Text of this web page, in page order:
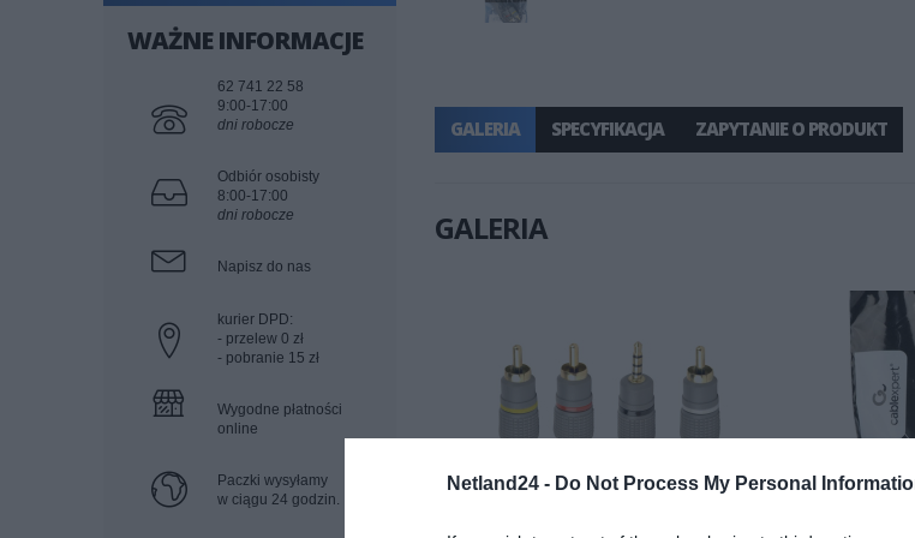
Netland24 - Do Not Process My Personal
WAŻNE INFORMACJE
62 741 22 58
9:00-17:00
dni robocze
Odbiór osobisty
8:00-17:00
dni robocze
Napisz do nas
kurier DPD:
- przelew 0 zł
- pobranie 15 zł
Wygodne płatności
online
Paczki wysyłamy
w ciągu 24 godzin.
GALERIA SPECYFIKACJA ZAPYTANIE O PRODUKT
GALERIA